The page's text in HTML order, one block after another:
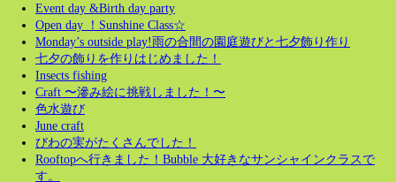
Event day &Birth day party
Open day ！Sunshine Class☆
Monday’s outside play!雨の合間の園庭遊びと七夕飾り作り
七夕の飾りを作りはじめました！
Insects fishing
Craft 〜滲み絵に挑戦しました！〜
色水遊び
June craft
びわの実がたくさんでした！
Rooftopへ行きました！Bubble 大好きなサンシャインクラスで
す。